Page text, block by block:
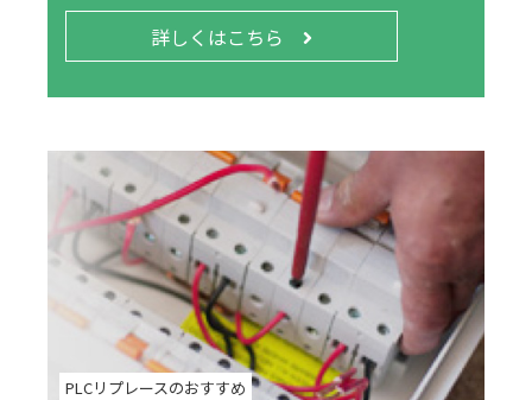
詳しくはこちら
PLCリプレースのおすすめ